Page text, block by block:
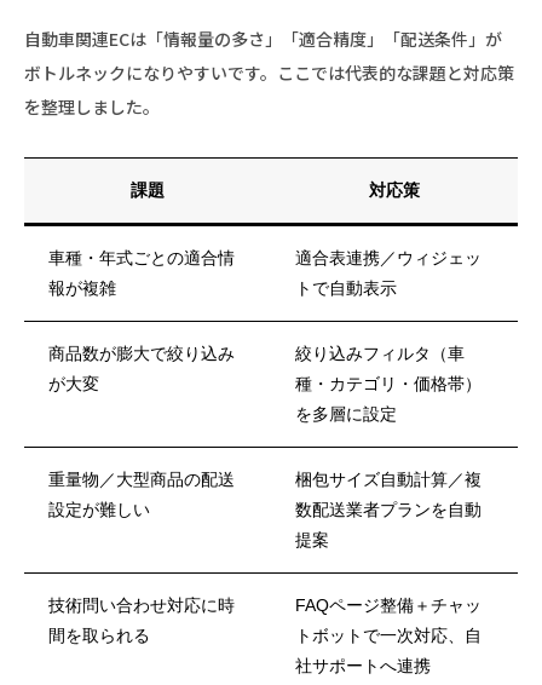
自動車関連ECは「情報量の多さ」「適合精度」「配送条件」が
ボトルネックになりやすいです。ここでは代表的な課題と対応策
を整理しました。
課題 対応策
車種・年式ごとの適合情
報が複雑
適合表連携／ウィジェッ
トで自動表示
商品数が膨大で絞り込み
が大変
絞り込みフィルタ（車
種・カテゴリ・価格帯）
を多層に設定
重量物／大型商品の配送
設定が難しい
梱包サイズ自動計算／複
数配送業者プランを自動
提案
技術問い合わせ対応に時
間を取られる
FAQページ整備＋チャッ
トボットで一次対応、自
社サポートへ連携